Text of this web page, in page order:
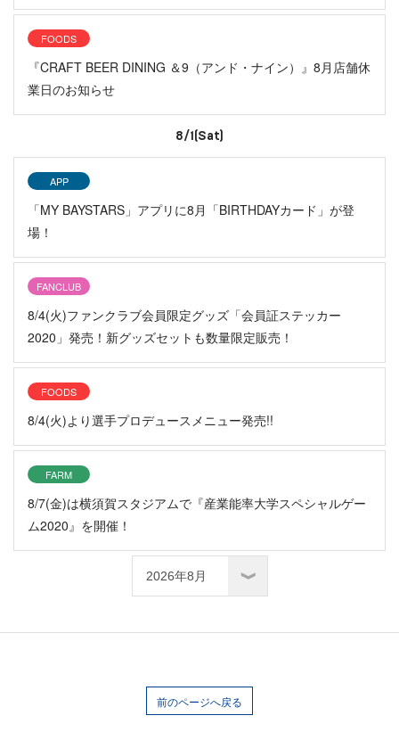
FOODS
『CRAFT BEER DINING ＆9（アンド・ナイン）』8月店舗休
業日のお知らせ
8/1(Sat)
APP
「MY BAYSTARS」アプリに8月「BIRTHDAYカード」が登
場！
FANCLUB
8/4(火)ファンクラブ会員限定グッズ「会員証ステッカー
2020」発売！新グッズセットも数量限定販売！
FOODS
8/4(火)より選手プロデュースメニュー発売!!
FARM
8/7(金)は横須賀スタジアムで『産業能率大学スペシャルゲー
ム2020』を開催！
前のページへ戻る